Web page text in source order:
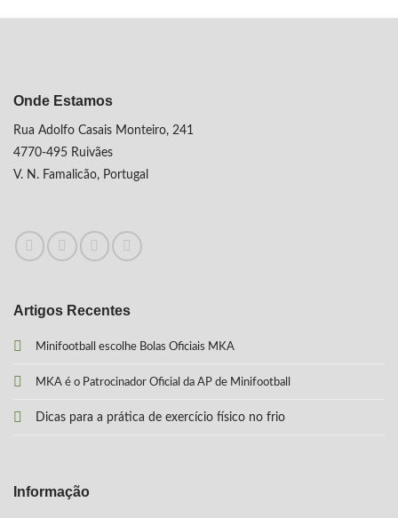
Onde Estamos
Rua Adolfo Casais Monteiro, 241
4770-495 Ruivães
V. N. Famalicão, Portugal
Artigos Recentes
Minifootball escolhe Bolas Oficiais MKA
MKA é o Patrocinador Oficial da AP de Minifootball
Dicas para a prática de exercício físico no frio
Informação